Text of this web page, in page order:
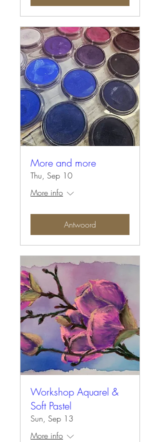
More and more
Thu, Sep 10
More info
Antwoord
Workshop Aquarel &
Soft Pastel
Sun, Sep 13
More info